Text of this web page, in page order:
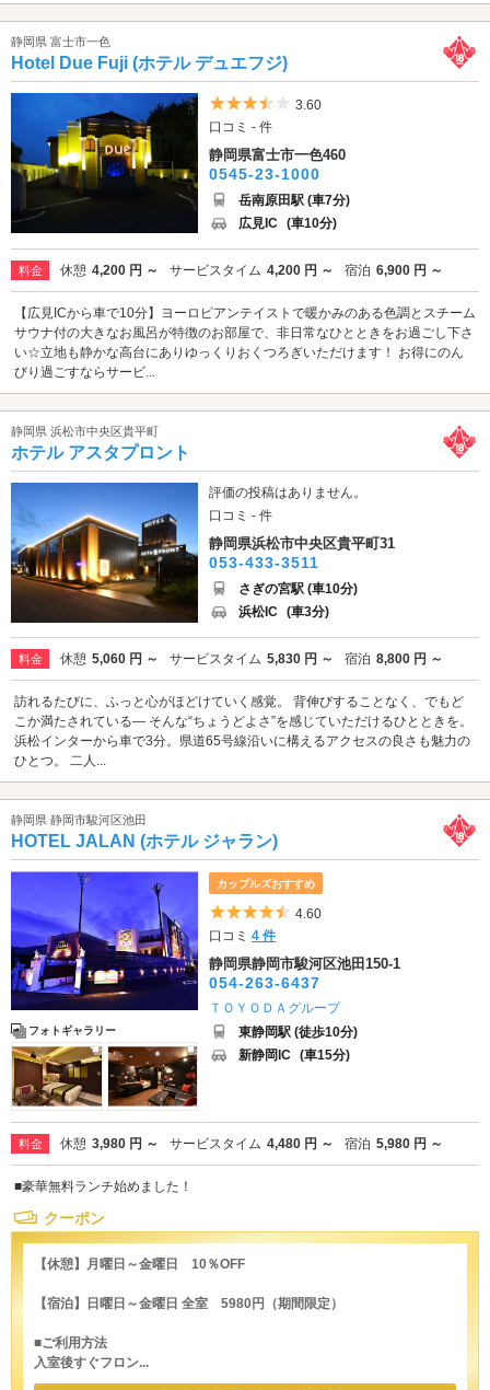
静岡県 富士市一色
Hotel Due Fuji (ホテル デュエフジ)
5つ星のうち3.5
3.60
口コミ - 件
静岡県富士市一色460
0545-23-1000
岳南原田駅 (車7分)
広見IC (車10分)
料金 休憩 4,200 円 ～ サービスタイム 4,200 円 ～ 宿泊 6,900 円 ～
【広見ICから車で10分】ヨーロピアンテイストで暖かみのある色調とスチーム
サウナ付の大きなお風呂が特徴のお部屋で、非日常なひとときをお過ごし下さ
い☆立地も静かな高台にありゆっくりおくつろぎいただけます！ お得にのん
びり過ごすならサービ...
静岡県 浜松市中央区貴平町
ホテル アスタプロント
評価の投稿はありません。
口コミ - 件
静岡県浜松市中央区貴平町31
053-433-3511
さぎの宮駅 (車10分)
浜松IC (車3分)
料金 休憩 5,060 円 ～ サービスタイム 5,830 円 ～ 宿泊 8,800 円 ～
訪れるたびに、ふっと心がほどけていく感覚。 背伸びすることなく、でもど
こか満たされている— そんな“ちょうどよさ”を感じていただけるひとときを。
浜松インターから車で3分。県道65号線沿いに構えるアクセスの良さも魅力の
ひとつ。 二人...
静岡県 静岡市駿河区池田
HOTEL JALAN (ホテル ジャラン)
フォトギャラリー
カップルズおすすめ
5つ星のうち4.5
4.60
口コミ4 件
静岡県静岡市駿河区池田150-1
054-263-6437
ＴＯＹＯＤＡグループ
東静岡駅 (徒歩10分)
新静岡IC (車15分)
料金 休憩 3,980 円 ～ サービスタイム 4,480 円 ～ 宿泊 5,980 円 ～
■豪華無料ランチ始めました！
クーポン
【休憩】月曜日～金曜日 10％OFF
【宿泊】日曜日～金曜日 全室 5980円（期間限定）
■ご利用方法
入室後すぐフロン...